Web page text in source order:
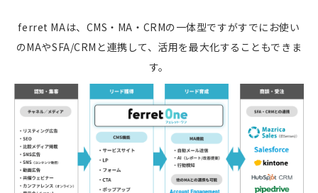
ferret MAは、CMS・MA・CRMの一体型ですがすでにお使い
のMAやSFA/CRMと連携して、活用を最大化することもできま
す。